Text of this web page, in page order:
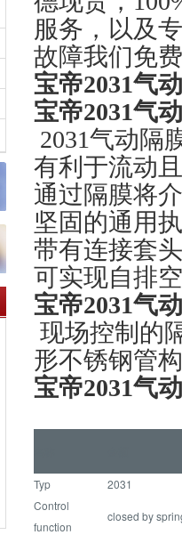
服务，以及
故障我们免
宝帝2031气
宝帝2031气
2031气动隔
有利于流动
通过隔膜将
坚固的通用
带有连接套
可实现自排
宝帝2031气
现场控制的
形不锈钢管
宝帝2031气
Typ
2031
Control
function
closed by